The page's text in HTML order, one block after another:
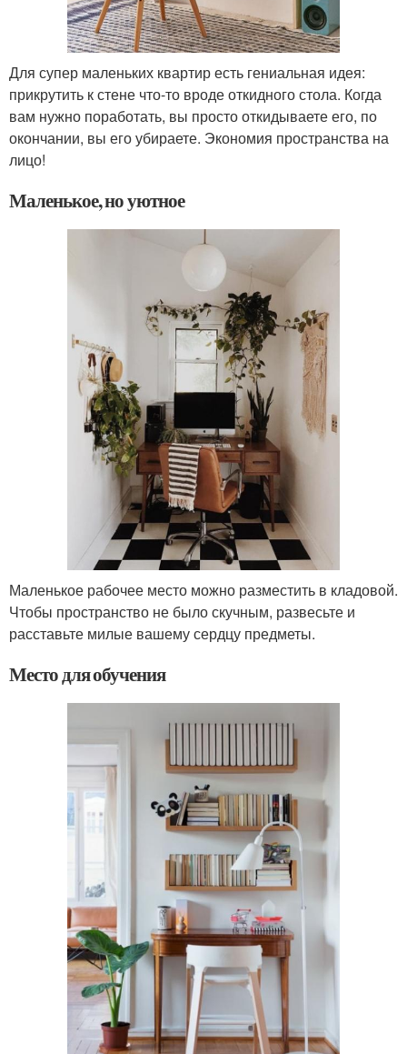
Для супер маленьких квартир есть гениальная идея:
прикрутить к стене что-то вроде откидного стола. Когда
вам нужно поработать, вы просто откидываете его, по
окончании, вы его убираете. Экономия пространства на
лицо!
Маленькое, но уютное
Маленькое рабочее место можно разместить в кладовой.
Чтобы пространство не было скучным, развесьте и
расставьте милые вашему сердцу предметы.
Место для обучения